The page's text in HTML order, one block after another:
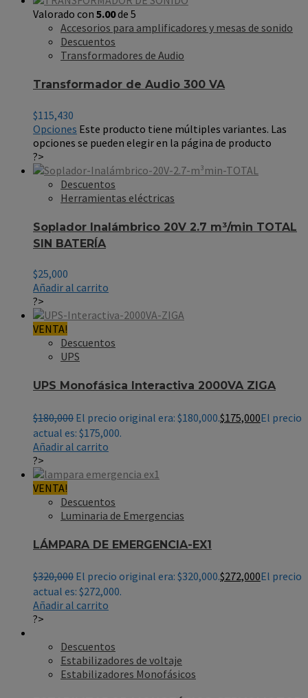
Valorado con 5.00de 5
Accesorios para amplificadores y mesas de sonido
Descuentos
Transformadores de Audio
Transformador de Audio 300 VA
$115,430
Opciones Este producto tiene múltiples variantes. Las
opciones se pueden elegir en la página de producto
?>
Descuentos
Herramientas eléctricas
Soplador Inalámbrico 20V 2.7 m³/min TOTAL
SIN BATERÍA
$25,000
Añadir al carrito
?>
VENTA!
Descuentos
UPS
UPS Monofásica Interactiva 2000VA ZIGA
$180,000 El precio original era: $180,000.$175,000El precio
actual es: $175,000.
Añadir al carrito
?>
VENTA!
Descuentos
Luminaria de Emergencias
LÁMPARA DE EMERGENCIA-EX1
$320,000 El precio original era: $320,000.$272,000El precio
actual es: $272,000.
Añadir al carrito
?>
Descuentos
Estabilizadores de voltaje
Estabilizadores Monofásicos